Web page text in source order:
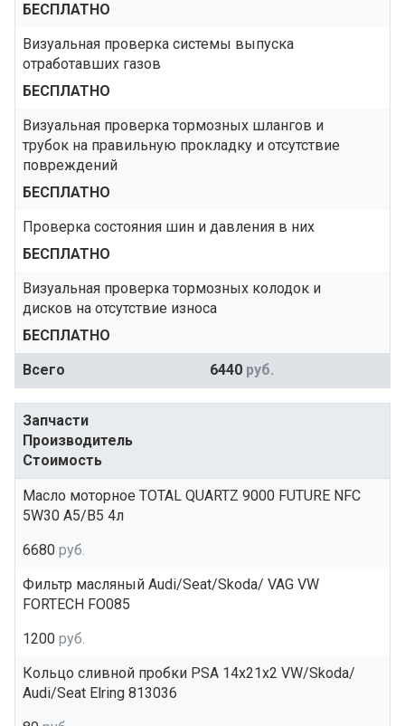
БЕСПЛАТНО
Визуальная проверка системы выпуска
отработавших газов
БЕСПЛАТНО
Визуальная проверка тормозных шлангов и
трубок на правильную прокладку и отсутствие
повреждений
БЕСПЛАТНО
Проверка состояния шин и давления в них
БЕСПЛАТНО
Визуальная проверка тормозных колодок и
дисков на отсутствие износа
БЕСПЛАТНО
Всего
6440 руб.
Запчасти
Производитель
Стоимость
Масло моторное TOTAL QUARTZ 9000 FUTURE NFC
5W30 A5/B5 4л
6680 руб.
Фильтр масляный Audi/Seat/Skoda/ VAG VW
FORTECH FO085
1200 руб.
Кольцо сливной пробки PSA 14x21x2 VW/Skoda/
Audi/Seat Elring 813036